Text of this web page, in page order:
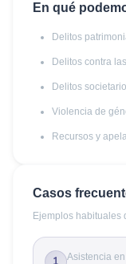
En qué
Delitos
Delitos contra
Delitos
Violencia de
Recursos y
Casos
Ejemplos habituales
Asistencia